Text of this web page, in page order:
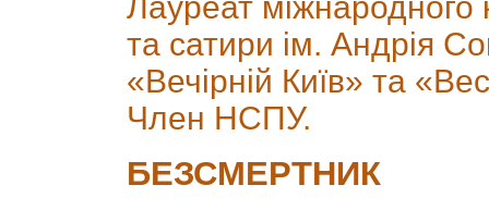
та сатири ім. Андрія
«Вечірній Київ» та
Член НСПУ.
БЕЗСМЕРТНИК